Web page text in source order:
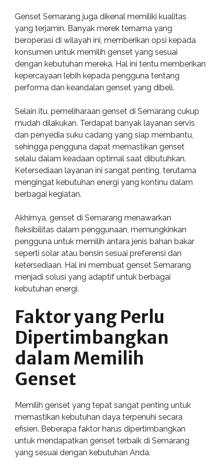
Genset Semarang juga dikenal memiliki kualitas
yang terjamin. Banyak merek ternama yang
beroperasi di wilayah ini, memberikan opsi kepada
konsumen untuk memilih genset yang sesuai
dengan kebutuhan mereka. Hal ini tentu memberikan
kepercayaan lebih kepada pengguna tentang
performa dan keandalan genset yang dibeli.
Selain itu, pemeliharaan genset di Semarang cukup
mudah dilakukan. Terdapat banyak layanan servis
dan penyedia suku cadang yang siap membantu,
sehingga pengguna dapat memastikan genset
selalu dalam keadaan optimal saat dibutuhkan.
Ketersediaan layanan ini sangat penting, terutama
mengingat kebutuhan energi yang kontinu dalam
berbagai kegiatan.
Akhirnya, genset di Semarang menawarkan
fleksibilitas dalam penggunaan, memungkinkan
pengguna untuk memilih antara jenis bahan bakar
seperti solar atau bensin sesuai preferensi dan
ketersediaan. Hal ini membuat genset Semarang
menjadi solusi yang adaptif untuk berbagai
kebutuhan energi.
Faktor yang Perlu
Dipertimbangkan
dalam Memilih
Genset
Memilih genset yang tepat sangat penting untuk
memastikan kebutuhan daya terpenuhi secara
efisien. Beberapa faktor harus dipertimbangkan
untuk mendapatkan genset terbaik di Semarang
yang sesuai dengan kebutuhan Anda.